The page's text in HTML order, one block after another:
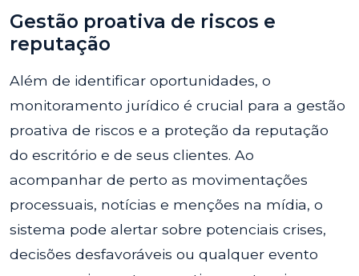
Gestão proativa de riscos e
reputação
Além de identificar oportunidades, o
monitoramento jurídico é crucial para a gestão
proativa de riscos e a proteção da reputação
do escritório e de seus clientes. Ao
acompanhar de perto as movimentações
processuais, notícias e menções na mídia, o
sistema pode alertar sobre potenciais crises,
decisões desfavoráveis ou qualquer evento